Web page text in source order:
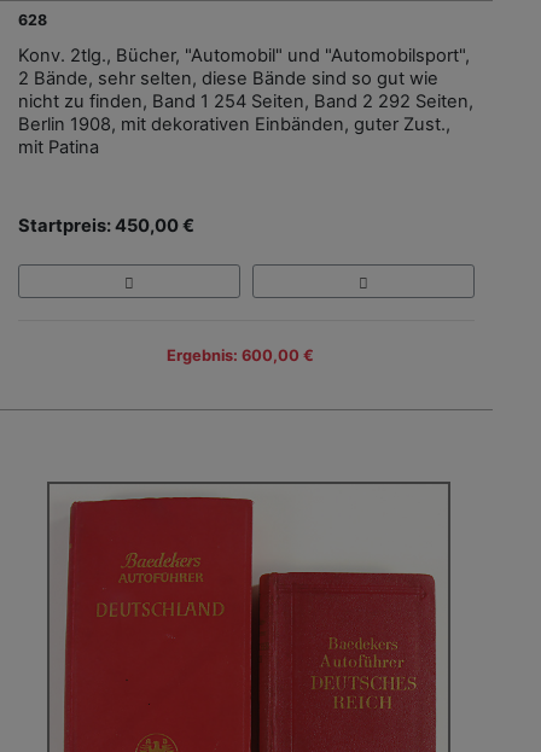
628
Konv. 2tlg., Bücher, "Automobil" und "Automobilsport",
2 Bände, sehr selten, diese Bände sind so gut wie
nicht zu finden, Band 1 254 Seiten, Band 2 292 Seiten,
Berlin 1908, mit dekorativen Einbänden, guter Zust.,
mit Patina
Startpreis: 450,00 €
Ergebnis: 600,00 €